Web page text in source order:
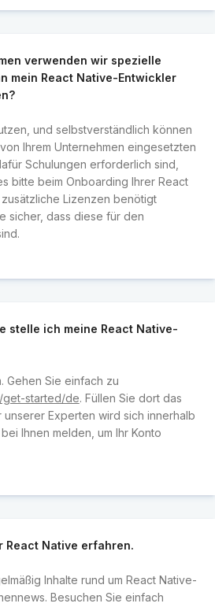
verwenden wir spezielle
mein React Native-Entwickler
und selbstverständlich können
Ihrem Unternehmen eingesetzten
Schulungen erforderlich sind,
bitte beim Onboarding Ihrer React
Lizenzen benötigt
sicher, dass diese für den
stelle ich meine React Native-
Gehen Sie einfach zu
get-started/de. Füllen Sie dort das
unserer Experten wird sich innerhalb
Ihnen melden, um Ihr Konto
React Native erfahren.
Inhalte rund um React Native-
Besuchen Sie einfach